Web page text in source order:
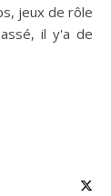
jeux de rôle
il y'a de